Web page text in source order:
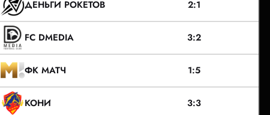
ДЕНЬГИ РОКЕТОВ 2:1
FC DMEDIA 3:2
ФК МАТЧ 1:5
КОНИ 3:3